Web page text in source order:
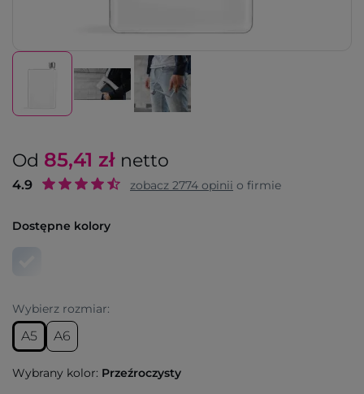
Od 85,41 zł netto
4.9 zobacz 2774 opinii o firmie
Dostępne kolory
Wybierz rozmiar:
A5 A6
Wybrany kolor: Przeźroczysty